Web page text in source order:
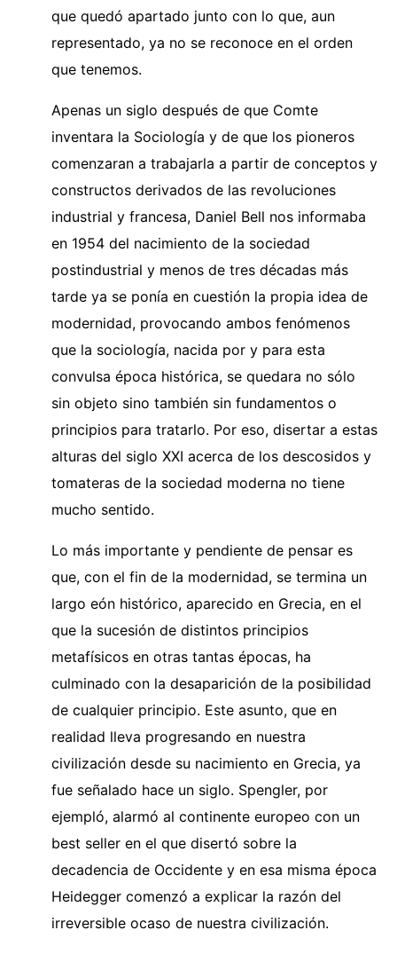
que quedó apartado junto con lo que, aun
representado, ya no se reconoce en el orden
que tenemos.
Apenas un siglo después de que Comte
inventara la Sociología y de que los pioneros
comenzaran a trabajarla a partir de conceptos y
constructos derivados de las revoluciones
industrial y francesa, Daniel Bell nos informaba
en 1954 del nacimiento de la sociedad
postindustrial y menos de tres décadas más
tarde ya se ponía en cuestión la propia idea de
modernidad, provocando ambos fenómenos
que la sociología, nacida por y para esta
convulsa época histórica, se quedara no sólo
sin objeto sino también sin fundamentos o
principios para tratarlo. Por eso, disertar a estas
alturas del siglo XXI acerca de los descosidos y
tomateras de la sociedad moderna no tiene
mucho sentido.
Lo más importante y pendiente de pensar es
que, con el fin de la modernidad, se termina un
largo eón histórico, aparecido en Grecia, en el
que la sucesión de distintos principios
metafísicos en otras tantas épocas, ha
culminado con la desaparición de la posibilidad
de cualquier principio. Este asunto, que en
realidad lleva progresando en nuestra
civilización desde su nacimiento en Grecia, ya
fue señalado hace un siglo. Spengler, por
ejempló, alarmó al continente europeo con un
best seller en el que disertó sobre la
decadencia de Occidente y en esa misma época
Heidegger comenzó a explicar la razón del
irreversible ocaso de nuestra civilización.